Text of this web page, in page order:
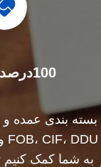
100درصد خدمات
بسته بندی عمده
به شما کمک کنیم